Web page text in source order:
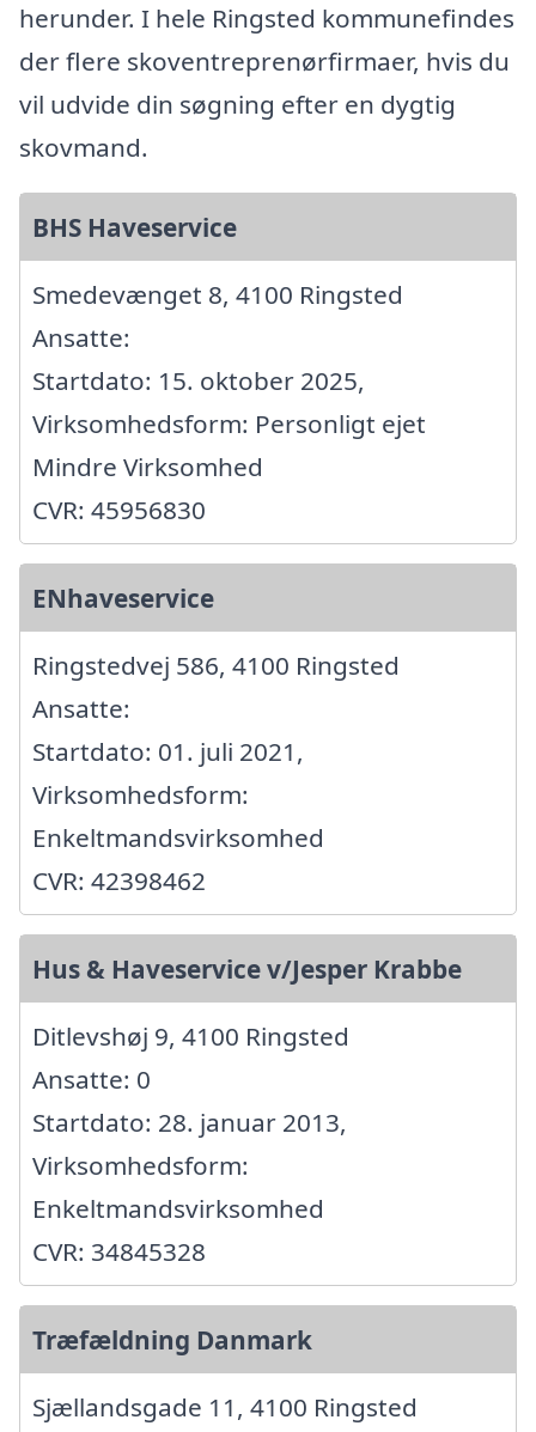
herunder. I hele Ringsted kommunefindes
der flere skoventreprenørfirmaer, hvis du
vil udvide din søgning efter en dygtig
skovmand.
BHS Haveservice
Smedevænget 8, 4100 Ringsted
Ansatte:
Startdato: 15. oktober 2025,
Virksomhedsform: Personligt ejet
Mindre Virksomhed
CVR: 45956830
ENhaveservice
Ringstedvej 586, 4100 Ringsted
Ansatte:
Startdato: 01. juli 2021,
Virksomhedsform:
Enkeltmandsvirksomhed
CVR: 42398462
Hus & Haveservice v/Jesper Krabbe
Ditlevshøj 9, 4100 Ringsted
Ansatte: 0
Startdato: 28. januar 2013,
Virksomhedsform:
Enkeltmandsvirksomhed
CVR: 34845328
Træfældning Danmark
Sjællandsgade 11, 4100 Ringsted